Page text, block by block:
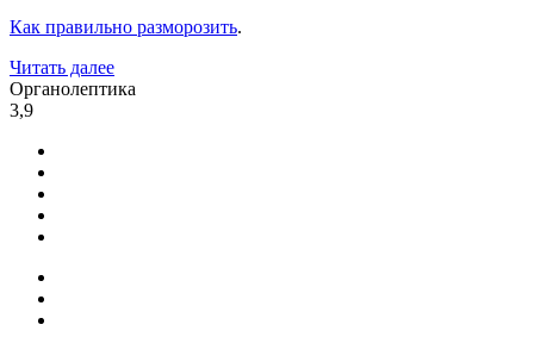
Как правильно разморозить.
Читать далее
Органолептика
3,9